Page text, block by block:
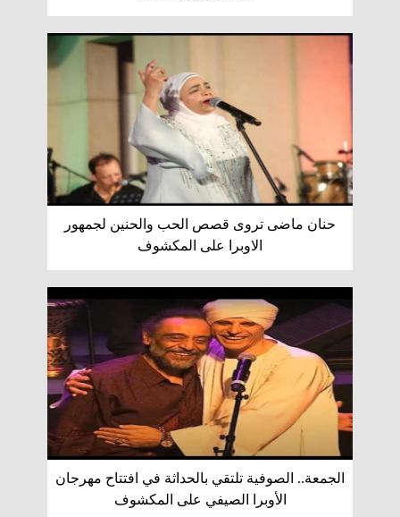
حنان ماضى تروى قصص الحب والحنين لجمهور
الاوبرا على المكشوف
الجمعة.. الصوفية تلتقي بالحداثة في افتتاح مهرجان
الأوبرا الصيفي على المكشوف